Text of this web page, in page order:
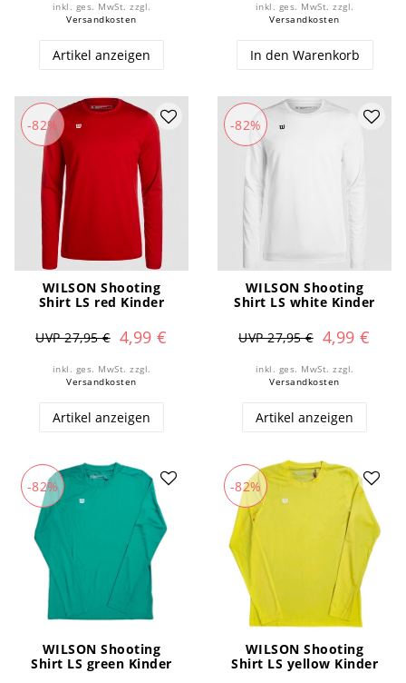
inkl. ges. MwSt. zzgl.
Versandkosten
Artikel anzeigen
inkl. ges. MwSt. zzgl.
Versandkosten
In den Warenkorb
-82%
WILSON Shooting
Shirt LS red Kinder
UVP 27,95 € 4,99 €
inkl. ges. MwSt. zzgl.
Versandkosten
Artikel anzeigen
-82%
WILSON Shooting
Shirt LS white Kinder
UVP 27,95 € 4,99 €
inkl. ges. MwSt. zzgl.
Versandkosten
Artikel anzeigen
-82%
WILSON Shooting
Shirt LS green Kinder
-82%
WILSON Shooting
Shirt LS yellow Kinder